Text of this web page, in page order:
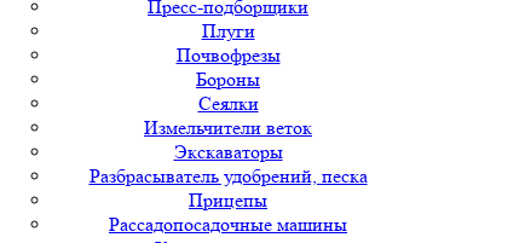
Пресс-подборщики
Плуги
Почвофрезы
Бороны
Сеялки
Измельчители веток
Экскаваторы
Разбрасыватель удобрений, песка
Прицепы
Рассадопосадочные машины